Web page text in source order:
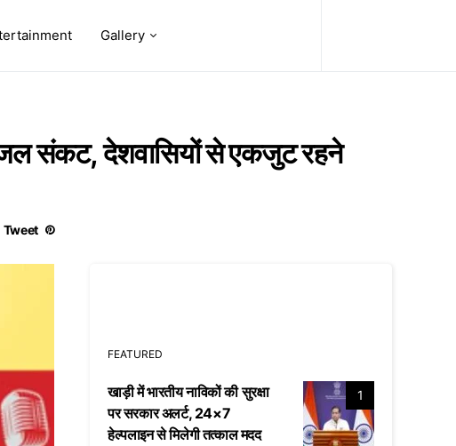
Gallery
संकट, देशवासियों से एकजुट रहने
Tweet
FEATURED
1
खाड़ी में भारतीय नाविकों की सुरक्षा
पर सरकार अलर्ट, 24×7
हेल्पलाइन से मिलेगी तत्काल मदद